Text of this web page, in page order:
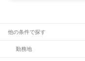
他の条件で探す
勤務地